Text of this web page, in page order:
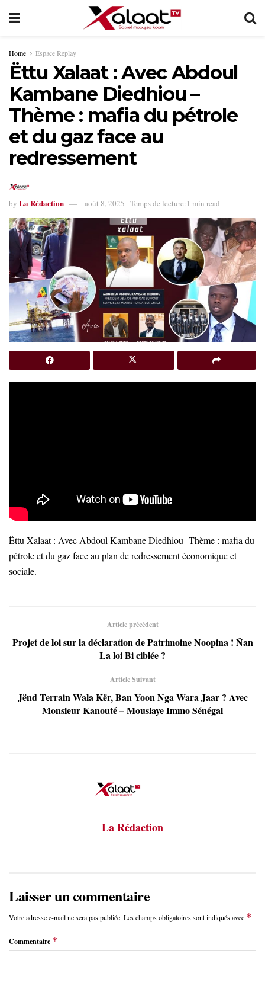
Home Espace Replay
Ëttu Xalaat : Avec Abdoul
Kambane Diedhiou –
Thème : mafia du pétrole
et du gaz face au
redressement
by La Rédaction août 8, 2025 Temps de lecture:1 min read
Ëttu Xalaat : Avec Abdoul Kambane Diedhiou- Thème : mafia du
pétrole et du gaz face au plan de redressement économique et
sociale.
Article précédent
Projet de loi sur la déclaration de Patrimoine Noopina ! Ñan
La loi Bi ciblée ?
Article Suivant
Jënd Terrain Wala Kër, Ban Yoon Nga Wara Jaar ? Avec
Monsieur Kanouté – Mouslaye Immo Sénégal
La Rédaction
Laisser un commentaire
Votre adresse e-mail ne sera pas publiée. Les champs obligatoires sont indiqués avec *
Commentaire *